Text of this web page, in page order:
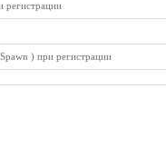
регистрации
) при регистрации